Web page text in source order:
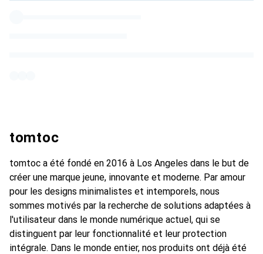
tomtoc
tomtoc a été fondé en 2016 à Los Angeles dans le but de
créer une marque jeune, innovante et moderne. Par amour
pour les designs minimalistes et intemporels, nous
sommes motivés par la recherche de solutions adaptées à
l'utilisateur dans le monde numérique actuel, qui se
distinguent par leur fonctionnalité et leur protection
intégrale. Dans le monde entier, nos produits ont déjà été